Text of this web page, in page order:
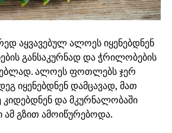
აყვავებულ ალოეს იყენებდნენ
განსაკურნად და ჭრილობების
ალოეს ფოთლებს ჯერ
იყენებდნენ დამცავად, მათ
და მკურნალობაში
გზით ამოიწურებოდა.